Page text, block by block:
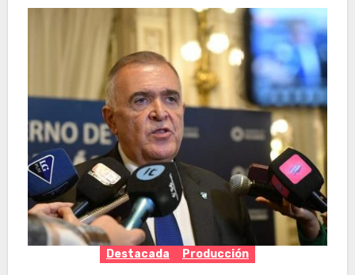
Destacada Producción